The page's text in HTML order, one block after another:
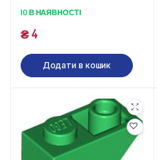
10 В НАЯВНОСТІ
₴4
Додати в кошик